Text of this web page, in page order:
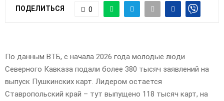
R
M
E
ПОДЕЛИТЬСЯ 0
По данным ВТБ, с начала 2026 года молодые люди
Северного Кавказа подали более 380 тысяч заявлений на
выпуск Пушкинских карт. Лидером остается
Ставропольский край – тут выпущено 118 тысяч карт, на